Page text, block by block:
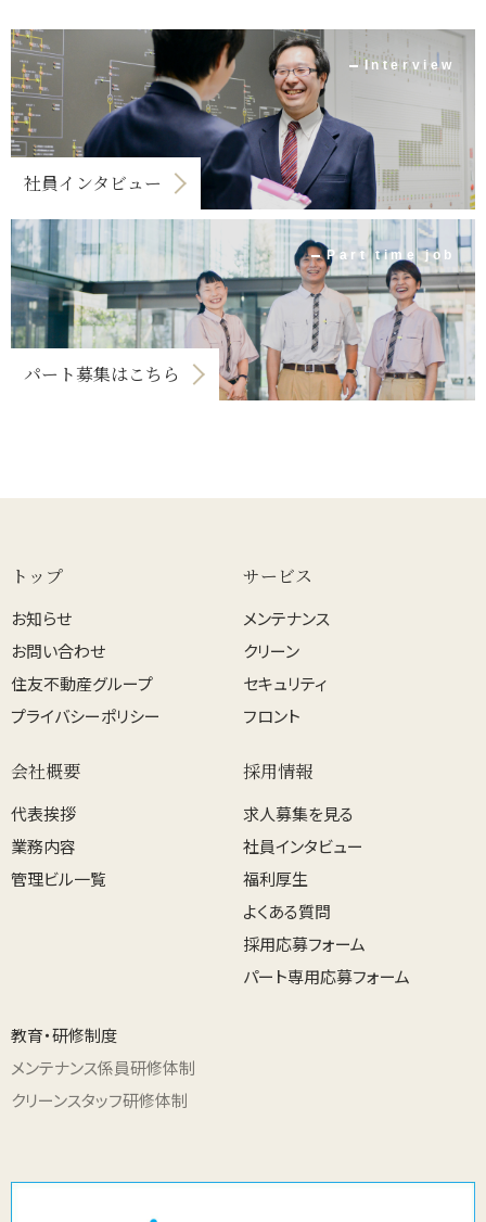
社員インタビュー
Interview
パート募集はこちら
Part time job
トップ
お知らせ
お問い合わせ
住友不動産グループ
プライバシーポリシー
サービス
メンテナンス
クリーン
セキュリティ
フロント
会社概要
代表挨拶
業務内容
管理ビル一覧
採用情報
求人募集を見る
社員インタビュー
福利厚生
よくある質問
採用応募フォーム
パート専用応募フォーム
教育・研修制度
メンテナンス係員研修体制
クリーンスタッフ研修体制